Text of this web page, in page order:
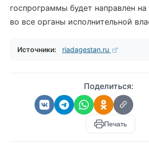
госпрограммы будет направлен на
во все органы исполнительной
Источники: riadagestan.ru
Поделиться:
Печать